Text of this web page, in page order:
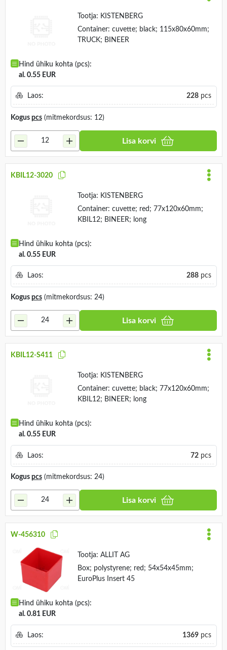
Tootja: KISTENBERG
Container: cuvette; black; 115x80x60mm;
TRUCK; BINEER
Hind ühiku kohta (pcs):
al. 0.55 EUR
Laos: 228pcs
Kogus pcs(mitmekordsus: 12)
Lisa korvi
KBIL12-3020
Tootja: KISTENBERG
Container: cuvette; red; 77x120x60mm;
KBIL12; BINEER; long
Hind ühiku kohta (pcs):
al. 0.55 EUR
Laos: 288pcs
Kogus pcs(mitmekordsus: 24)
Lisa korvi
KBIL12-S411
Tootja: KISTENBERG
Container: cuvette; black; 77x120x60mm;
KBIL12; BINEER; long
Hind ühiku kohta (pcs):
al. 0.55 EUR
Laos: 72pcs
Kogus pcs(mitmekordsus: 24)
Lisa korvi
W-456310
Tootja: ALLIT AG
Box; polystyrene; red; 54x54x45mm;
EuroPlus Insert 45
Hind ühiku kohta (pcs):
al. 0.81 EUR
Laos: 1369pcs